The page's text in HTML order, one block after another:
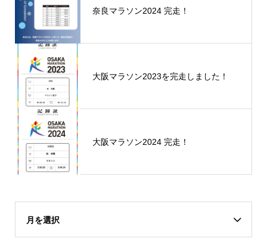
奈良マラソン2024 完走！
大阪マラソン2023を完走しました！
大阪マラソン2024 完走！
月を選択